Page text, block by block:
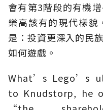
會有第3階段的有機
樂高該有的現代樣貌
是：投資更深入的民
如何遊戲。
What’s Lego’s
to Knudstorp, he